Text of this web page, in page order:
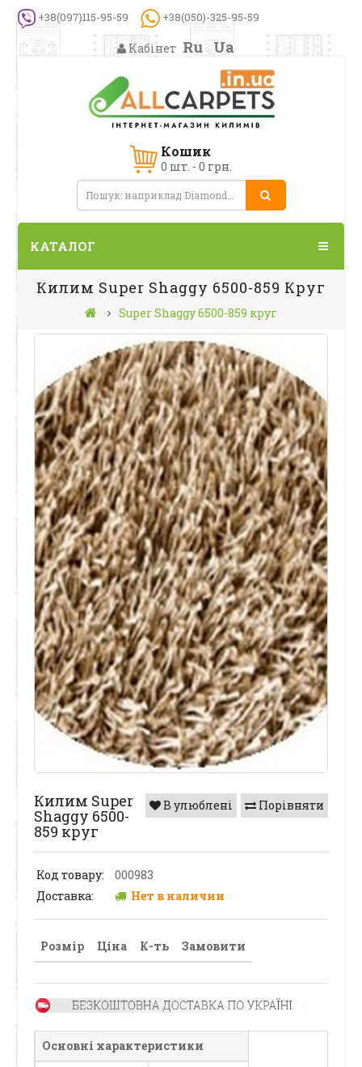
+38(097)115-95-59 +38(050)-325-95-59
Кабінет Ru Ua
Кошик
0 шт. - 0 грн.
КАТАЛОГ
Килим Super Shaggy 6500-859 Круг
Super Shaggy 6500-859 круг
Порівняти
В улюблені
Килим Super
Shaggy 6500-
859 круг
Код товару:
000983
Доставка:
Нет в наличии
Розмір Ціна К-ть Замовити
Основні характеристики